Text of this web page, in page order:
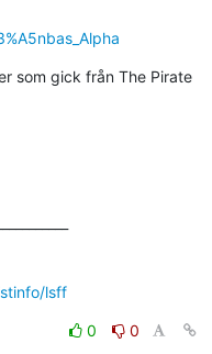
som gick från The Pirate
lsff
0
0